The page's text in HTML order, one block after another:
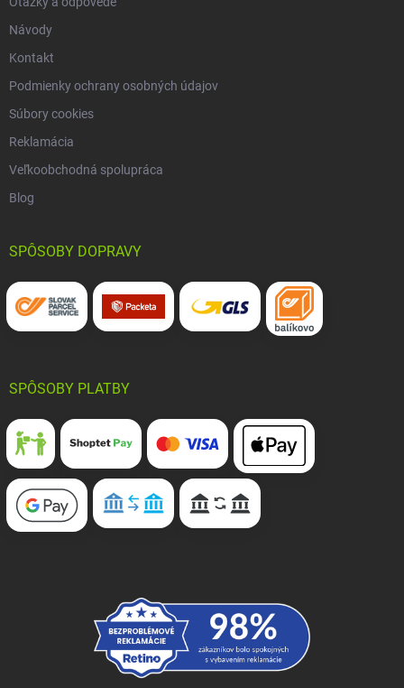
Návody
Kontakt
Podmienky ochrany osobných údajov
Súbory cookies
Reklamácia
Veľkoobchodná spolupráca
Blog
SPÔSOBY DOPRAVY
SPÔSOBY PLATBY